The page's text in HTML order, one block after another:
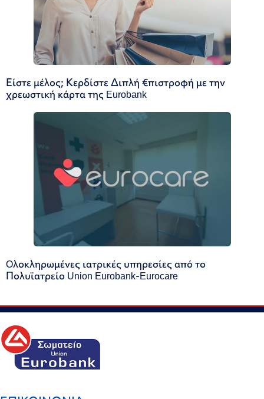
Είστε μέλος; Κερδίστε Διπλή €πιστροφή με την
χρεωστική κάρτα της Eurobank
Oλοκληρωμένες ιατρικές υπηρεσίες από το
Πολυϊατρείο Union Eurobank-Eurocare